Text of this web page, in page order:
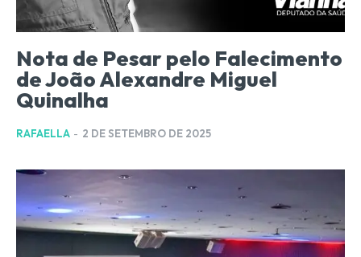
Nota de Pesar pelo Falecimento
de João Alexandre Miguel
Quinalha
RAFAELLA - 2 DE SETEMBRO DE 2025